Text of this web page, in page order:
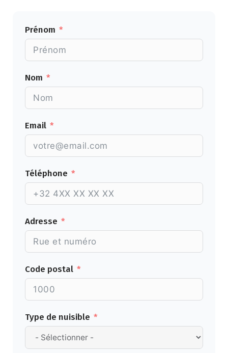
Prénom
Nom
Email
Téléphone
Adresse
Code postal
Type de nuisible